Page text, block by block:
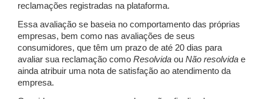
reclamações registradas na plataforma.
Essa avaliação se baseia no comportamento das próprias
empresas, bem como nas avaliações de seus
consumidores, que têm um prazo de até 20 dias para
avaliar sua reclamação como Resolvida ou Não resolvida e
ainda atribuir uma nota de satisfação ao atendimento da
empresa.